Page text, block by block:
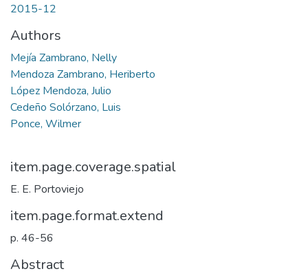
2015-12
Authors
Mejía Zambrano, Nelly
Mendoza Zambrano, Heriberto
López Mendoza, Julio
Cedeño Solórzano, Luis
Ponce, Wilmer
item.page.coverage.spatial
E. E. Portoviejo
item.page.format.extend
p. 46-56
Abstract